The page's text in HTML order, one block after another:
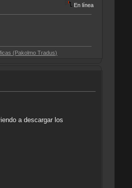
En línea
Tradus)
a descargar los